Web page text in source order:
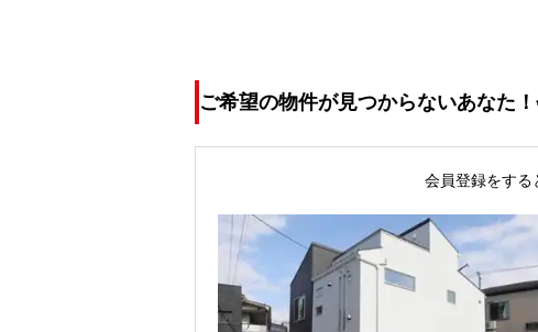
ご希望の物件が見つからないあなた
会員登録をする